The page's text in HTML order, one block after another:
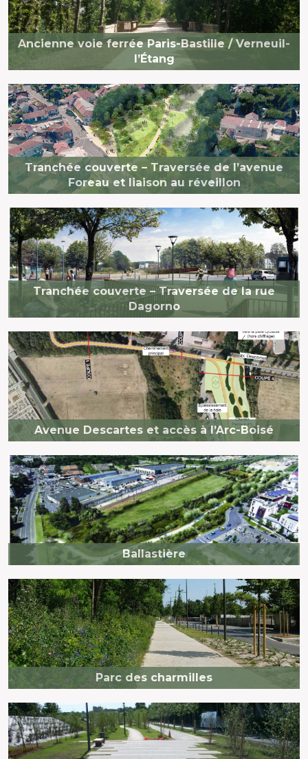
Ancienne voie ferrée Paris-Bastille / Verneuil-
l’Étang
Tranchée couverte – Traversée de l’avenue
Foreau et liaison au réveillon
Tranchée couverte – Traversée de la rue
Dagorno
Avenue Descartes et accès à l’Arc-Boisé
Ballastière
Parc des charmilles